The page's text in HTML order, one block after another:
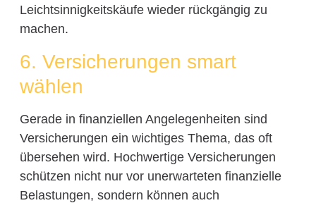
Leichtsinnigkeitskäufe wieder rückgängig zu
machen.
6. Versicherungen smart
wählen
Gerade in finanziellen Angelegenheiten sind
Versicherungen ein wichtiges Thema, das oft
übersehen wird. Hochwertige Versicherungen
schützen nicht nur vor unerwarteten finanzielle
Belastungen, sondern können auch